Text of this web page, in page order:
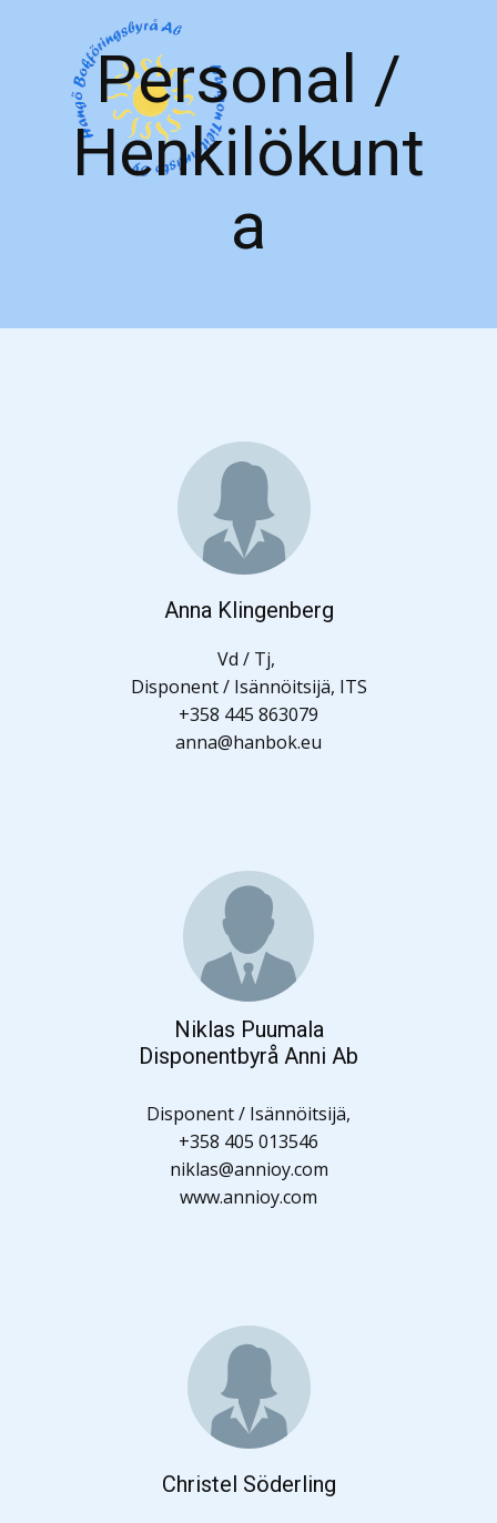
Personal /
Henkilökunt
a
Anna Klingenberg
Vd / Tj,
Disponent / Isännöitsijä, ITS
+358 445 863079
anna@hanbok.eu
Niklas Puumala
Disponentbyrå Anni Ab
Disponent / Isännöitsijä,
+358 405 013546
niklas@annioy.com
www.annioy.com
Christel Söderling